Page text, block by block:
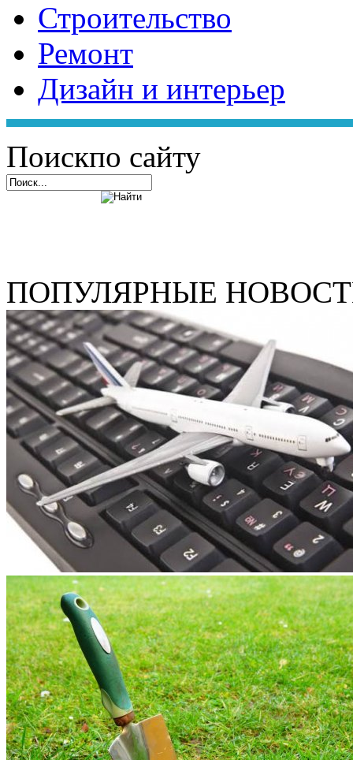
Строительство
Ремонт
Дизайн и интерьер
Поискпо сайту
ПОПУЛЯРНЫЕ